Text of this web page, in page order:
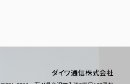
ダイワ通信株式会社